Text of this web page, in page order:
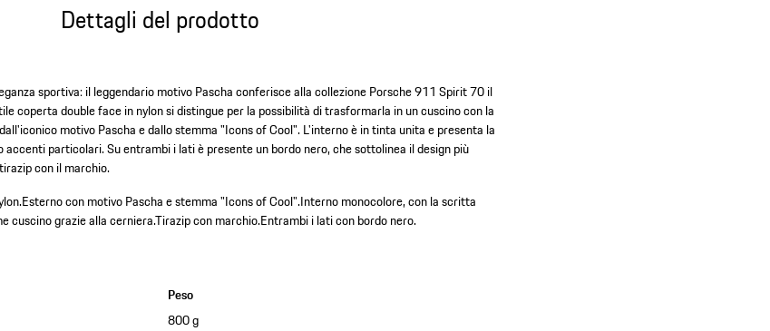
Dettagli del prodotto
sportiva: il leggendario motivo Pascha conferisce alla collezione Porsche 911 Spirit 70 il
coperta double face in nylon si distingue per la possibilità di trasformarla in un cuscino con la
motivo Pascha e dallo stemma "Icons of Cool". L'interno è in tinta unita e presenta la
particolari. Su entrambi i lati è presente un bordo nero, che sottolinea il design più
con il marchio.
Esterno con motivo Pascha e stemma "Icons of Cool".Interno monocolore, con la scritta
cuscino grazie alla cerniera.Tirazip con marchio.Entrambi i lati con bordo nero.
Peso
800 g